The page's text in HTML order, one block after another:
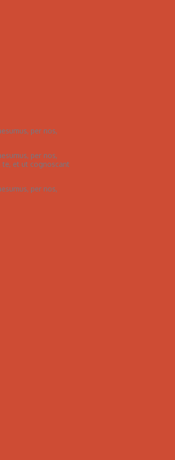
per nos,
per nos,
te, et ut cognoscant
per nos,